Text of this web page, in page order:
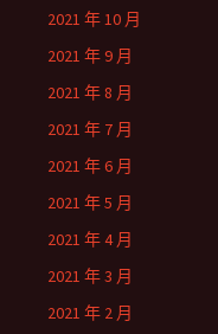
2021 年 10 月
2021 年 9 月
2021 年 8 月
2021 年 7 月
2021 年 6 月
2021 年 5 月
2021 年 4 月
2021 年 3 月
2021 年 2 月